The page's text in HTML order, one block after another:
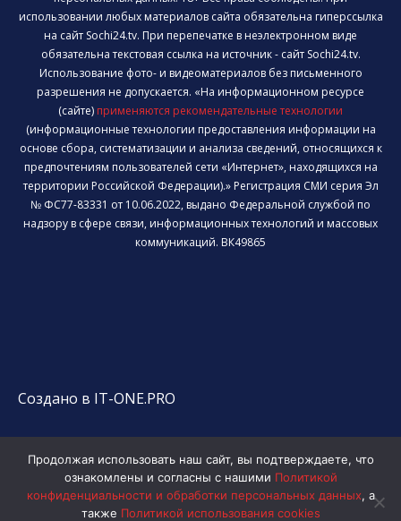
использовании любых материалов сайта обязательна гиперссылка
на сайт Sochi24.tv. При перепечатке в неэлектронном виде
обязательна текстовая ссылка на источник - сайт Sochi24.tv.
Использование фото- и видеоматериалов без письменного
разрешения не допускается. «На информационном ресурсе
(сайте) применяются рекомендательные технологии
(информационные технологии предоставления информации на
основе сбора, систематизации и анализа сведений, относящихся к
предпочтениям пользователей сети «Интернет», находящихся на
территории Российской Федерации).» Регистрация СМИ серия Эл
№ ФС77-83331 от 10.06.2022, выдано Федеральной службой по
надзору в сфере связи, информационных технологий и массовых
коммуникаций. ВК49865
Создано в IT-ONE.PRO
Продолжая использовать наш сайт, вы подтверждаете, что
ознакомлены и согласны с нашими Политикой
конфиденциальности и обработки персональных данных, а
также Политикой использования cookies